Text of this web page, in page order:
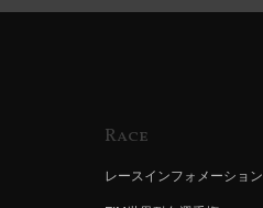
Race
レースインフォメーション